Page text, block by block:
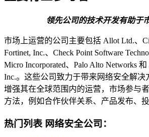
领先公司的技术开发有助于
市场上运营的公司主要包括 Allot Ltd.、
Fortinet, Inc.、Check Point Software
Micro Incorporated、Palo Alto Networks 和
Inc.。这些公司致力于带来网络安全解决
增强其在全球范围内的运营，市场参与
方法，例如合作伙伴关系、产品发布、
热门列表 网络安全公司：